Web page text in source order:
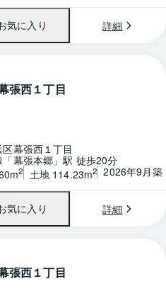
気に入り 詳細
1 / 0 間取り
張西１丁目
幕張西１丁目
幕張本郷」駅 徒歩20分
2 土地 114.23m2 2026年9月築
気に入り 詳細
1 / 0 間取り
張西１丁目